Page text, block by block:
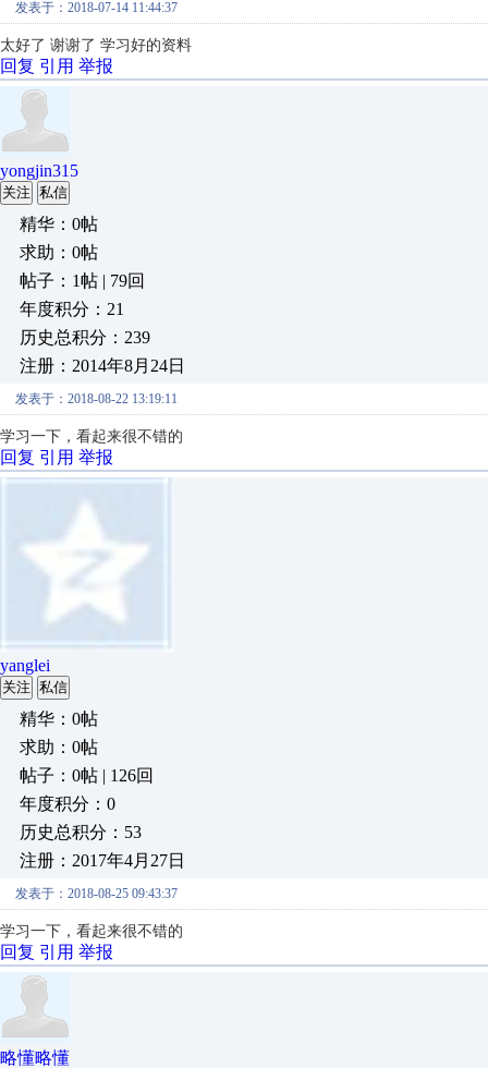
发表于：2018-07-14 11:44:37
太好了 谢谢了 学习好的资料
回复 引用 举报
yongjin315
关注 私信
精华：0帖
求助：0帖
帖子：1帖 | 79回
年度积分：21
历史总积分：239
注册：2014年8月24日
发表于：2018-08-22 13:19:11
学习一下，看起来很不错的
回复 引用 举报
yanglei
关注 私信
精华：0帖
求助：0帖
帖子：0帖 | 126回
年度积分：0
历史总积分：53
注册：2017年4月27日
发表于：2018-08-25 09:43:37
学习一下，看起来很不错的
回复 引用 举报
略懂略懂